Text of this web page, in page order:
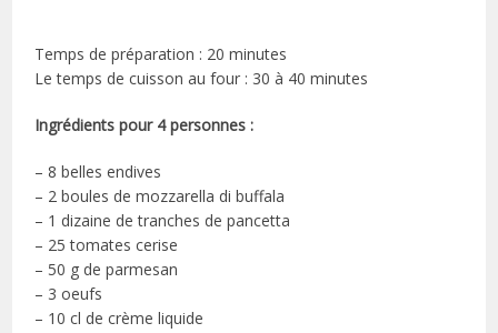
Temps de préparation : 20 minutes
Le temps de cuisson au four : 30 à 40 minutes
Ingrédients pour 4 personnes :
– 8 belles endives
– 2 boules de mozzarella di buffala
– 1 dizaine de tranches de pancetta
– 25 tomates cerise
– 50 g de parmesan
– 3 oeufs
– 10 cl de crème liquide